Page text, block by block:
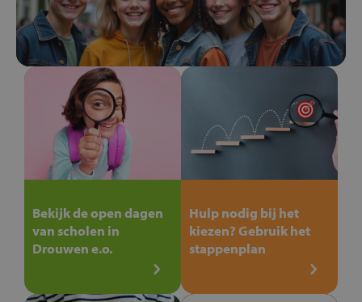
Bekijk de open dagen
van scholen in
Drouwen e.o.
Hulp nodig bij het
kiezen? Gebruik het
stappenplan